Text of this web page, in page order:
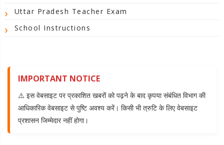
Uttar Pradesh Teacher Exam
School Instructions
IMPORTANT NOTICE
⚠️ इस वेबसाइट पर प्रकाशित खबरों को पढ़ने के बाद कृपया संबंधित विभाग की
आधिकारिक वेबसाइट से पुष्टि अवश्य करें। किसी भी त्रुटि के लिए वेबसाइट
प्रशासन जिम्मेदार नहीं होगा।